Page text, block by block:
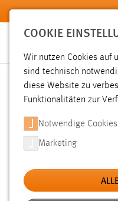
Zum Hauptinhalt springen
SUCHE
Aktive Filter: TYP:
COOKIE
Wir nutzen Cookies auf
sind technisch
diese Website zu
Funktionalitäten zur
Notwendige Cookies
Marketing